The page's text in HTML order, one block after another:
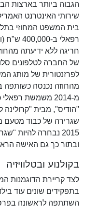
הגבוה ביותר בארצות
בית המשפט המחוזי
חריגה ללא ידיעתה
של החברה לטלפונים
לפרזנטורית של מותג
מ-2014 משמשת
שגרירה של כבוד מטעם
2015 נבחרה להיות
ובתור כך גם האישה
בקולנוע ובטלוויזיה
לצד קריירת הדוגמנות